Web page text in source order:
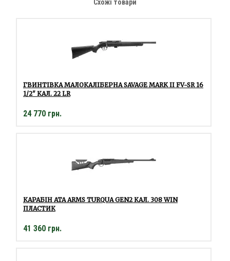
Схожі товари
ГВИНТІВКА МАЛОКАЛІБЕРНА SAVAGE MARK II FV-SR 16
1/2" КАЛ. 22 LR
24 770 грн.
КАРАБІН ATA ARMS TURQUA GEN2 КАЛ. 308 WIN
ПЛАСТИК
41 360 грн.